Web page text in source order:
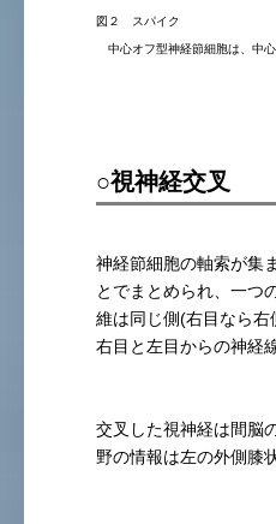
図２ スパイク
中心オフ型神経節細胞は、中
○視神経交叉
神経節細胞の軸索が集
とでまとめられ、一つ
維は同じ側(右目なら
右目と左目からの神経
交叉した視神経は間脳
野の情報は左の外側膝